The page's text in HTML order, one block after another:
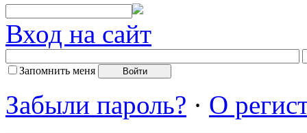
Вход на сайт
Запомнить меня
Забыли пароль? · О